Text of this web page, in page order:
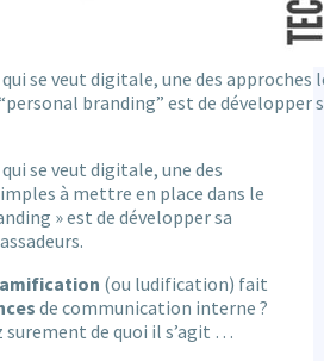
se veut digitale, une des
branding” est de développer
se veut digitale, une des
à mettre en place dans le
» est de développer sa
(ou ludification) fait
de communication interne ?
surement de quoi il s’agit …